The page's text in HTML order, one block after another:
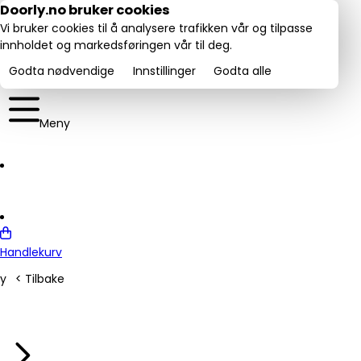
Utmerket:
4.6/5
Meny
Handlekurv
< Tilbake
Doorly.no bruker cookies
Vi bruker cookies til å analysere trafikken vår og tilpasse
innholdet og markedsføringen vår til deg.
Godta nødvendige
Innstillinger Godta alle